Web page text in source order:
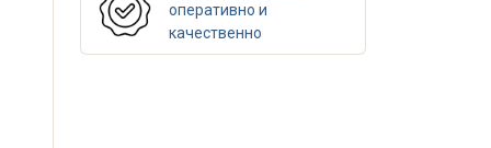
оперативно и
качественно